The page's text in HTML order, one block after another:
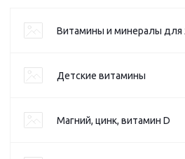
Витамины и минералы
Детские витамины
Магний, цинк, витамин D